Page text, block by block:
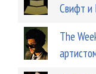
Свифт и
The